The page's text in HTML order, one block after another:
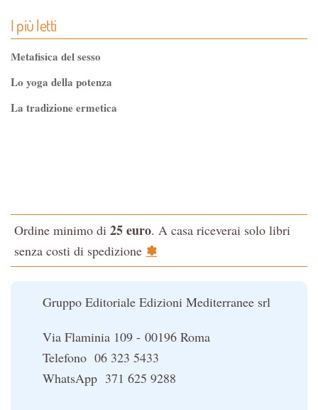
I più letti
Metafisica del sesso
Lo yoga della potenza
La tradizione ermetica
La Cabala
Il potere del serpente
Ordine minimo di 25 euro. A casa riceverai solo libri
senza costi di spedizione ✽
Gruppo Editoriale Edizioni Mediterranee srl
Via Flaminia 109 - 00196 Roma
Telefono 06 323 5433
WhatsApp 371 625 9288